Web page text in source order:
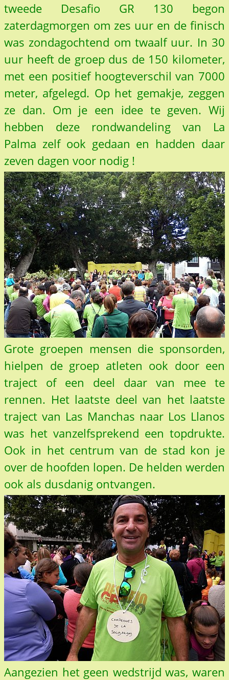
tweede Desafio GR 130 begon
zaterdagmorgen om zes uur en de finisch
was zondagochtend om twaalf uur. In 30
uur heeft de groep dus de 150 kilometer,
met een positief hoogteverschil van 7000
meter, afgelegd. Op het gemakje, zeggen
ze dan. Om je een idee te geven. Wij
hebben deze rondwandeling van La
Palma zelf ook gedaan en hadden daar
zeven dagen voor nodig !
Grote groepen mensen die sponsorden,
hielpen de groep atleten ook door een
traject of een deel daar van mee te
rennen. Het laatste deel van het laatste
traject van Las Manchas naar Los Llanos
was het vanzelfsprekend een topdrukte.
Ook in het centrum van de stad kon je
over de hoofden lopen. De helden werden
ook als dusdanig ontvangen.
Aangezien het geen wedstrijd was, waren